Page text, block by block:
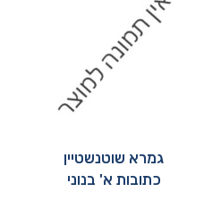
גמרא שוטנשטיין
כתובות א' בנוני